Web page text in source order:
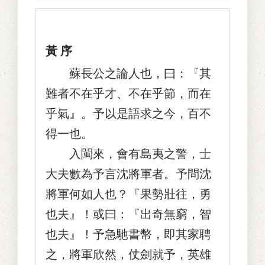
黃 序
蘇長公之論人也，曰：『其
難者不在乎才、不在乎節，而在
乎氣』。予以是語求之今，百不
得一也。
入閩來，會有島夷之警，士
大夫數為予言沈將軍者。予問沈
將軍何如人也？『果勢壯往，勇
也夫』！或曰：『出奇無窮，智
也夫』！予急馳書幣，即其家聘
之，將軍欣然，仗劍就予，英雄